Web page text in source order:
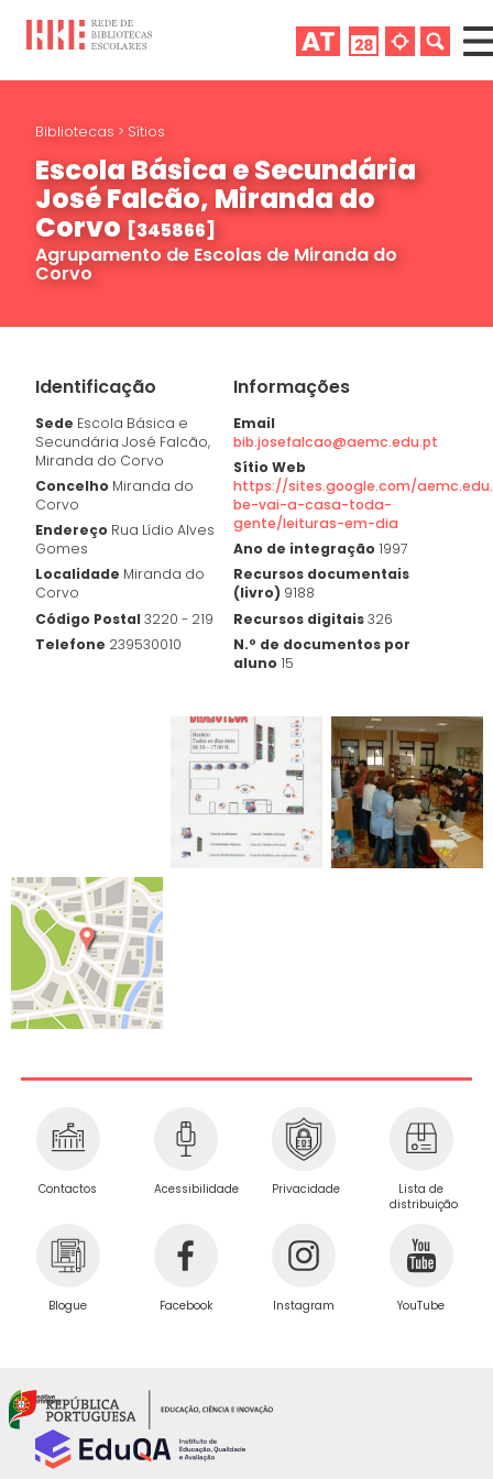
Bibliotecas > Sítios
Escola Básica e Secundária
José Falcão, Miranda do
Corvo [345866]
Agrupamento de Escolas de Miranda do
Corvo
Identificação
Sede Escola Básica e
Secundária José Falcão,
Miranda do Corvo
Concelho Miranda do
Corvo
Endereço Rua Lídio Alves
Gomes
Localidade Miranda do
Corvo
Código Postal3220 - 219
Telefone 239530010
Informações
Email
bib.josefalcao@aemc.edu.pt
Sítio Web
https://sites.google.com/
be-vai-a-casa-toda-
gente/leituras-em-dia
Ano de integração 1997
Recursos documentais
(livro) 9188
Recursos digitais326
N.º de documentos por
aluno 15
Contactos Acessibilidade Privacidade
Lista de
distribuição
Blogue Facebook Instagram YouTube